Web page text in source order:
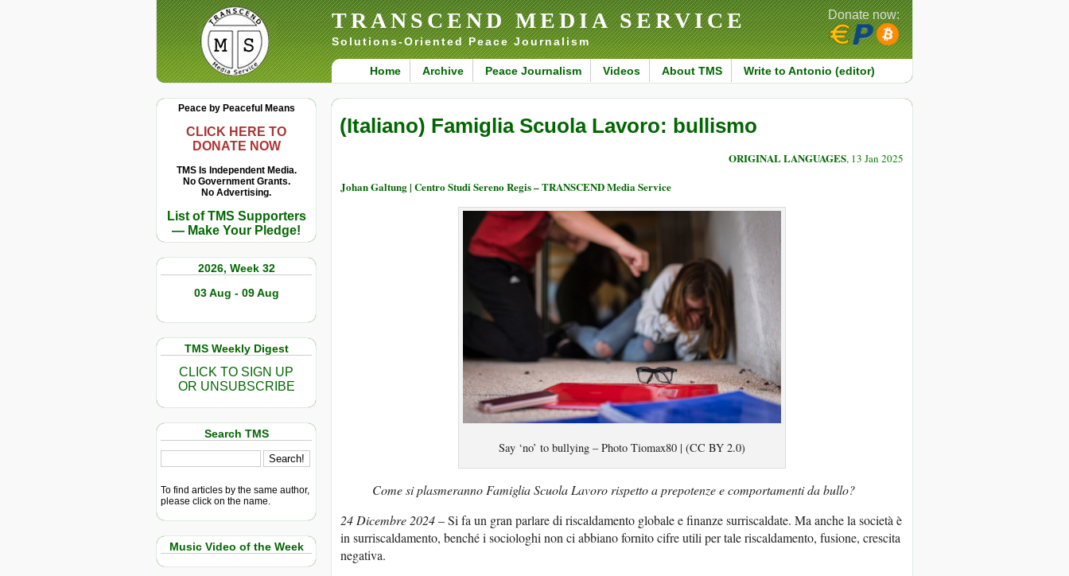
TRANSCEND MEDIA SERVICE
Solutions-Oriented Peace Journalism
Home Archive Peace Journalism Videos About TMS Write to Antonio (editor)
Donate now:
Peace by Peaceful Means
CLICK HERE TO
DONATE NOW
TMS Is Independent Media.
No Government Grants.
No Advertising.
List of TMS Supporters
— Make Your Pledge!
2026, Week 32
03 Aug - 09 Aug
TMS Weekly Digest
CLICK TO SIGN UP
OR UNSUBSCRIBE
Search TMS
To find articles by the same author,
please click on the name.
Music Video of the Week
(Italiano) Famiglia Scuola Lavoro: bullismo
ORIGINAL LANGUAGES, 13 Jan 2025
Johan Galtung | Centro Studi Sereno Regis – TRANSCEND Media Service
Say ‘no’ to bullying – Photo Tiomax80 | (CC BY 2.0)
Come si plasmeranno Famiglia Scuola Lavoro rispetto a prepotenze e comportamenti da bullo?
24 Dicembre 2024– Si fa un gran parlare di riscaldamento globale e finanze surriscaldate. Ma anche la società è
in surriscaldamento, benché i sociologhi non ci abbiano fornito cifre utili per tale riscaldamento, fusione, crescita
negativa.